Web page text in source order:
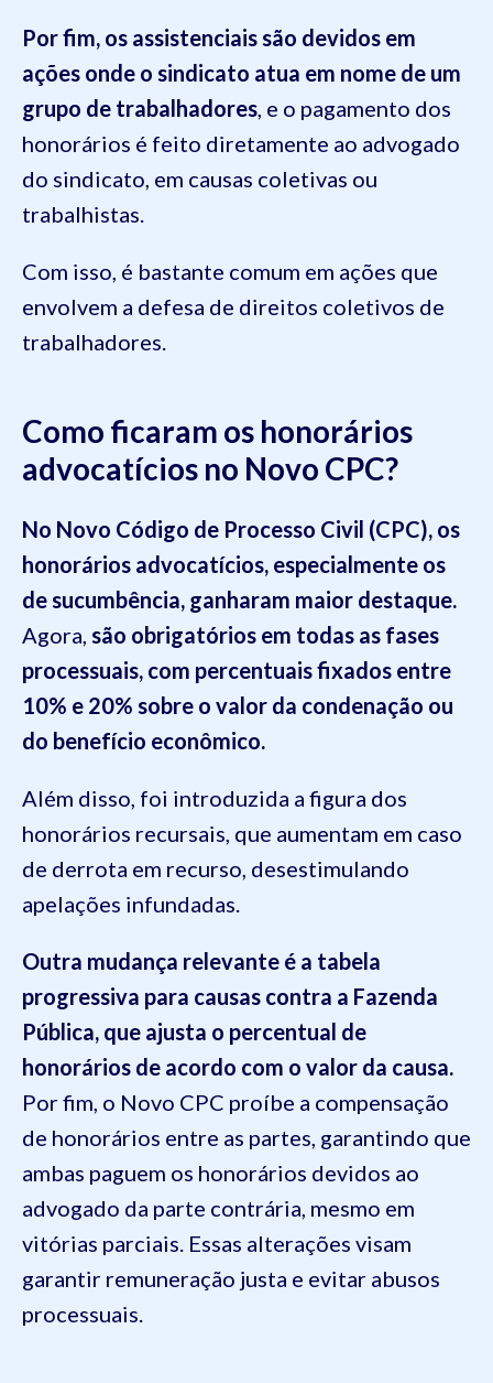
Por fim, os assistenciais são devidos em
ações onde o sindicato atua em nome de um
grupo de trabalhadores, e o pagamento dos
honorários é feito diretamente ao advogado
do sindicato, em causas coletivas ou
trabalhistas.
Com isso, é bastante comum em ações que
envolvem a defesa de direitos coletivos de
trabalhadores.
Como ficaram os honorários
advocatícios no Novo CPC?
No Novo Código de Processo Civil (CPC), os
honorários advocatícios, especialmente os
de sucumbência, ganharam maior destaque.
Agora, são obrigatórios em todas as fases
processuais, com percentuais fixados entre
10% e 20% sobre o valor da condenação ou
do benefício econômico.
Além disso, foi introduzida a figura dos
honorários recursais, que aumentam em caso
de derrota em recurso, desestimulando
apelações infundadas.
Outra mudança relevante é a tabela
progressiva para causas contra a Fazenda
Pública, que ajusta o percentual de
honorários de acordo com o valor da causa.
Por fim, o Novo CPC proíbe a compensação
de honorários entre as partes, garantindo que
ambas paguem os honorários devidos ao
advogado da parte contrária, mesmo em
vitórias parciais. Essas alterações visam
garantir remuneração justa e evitar abusos
processuais.